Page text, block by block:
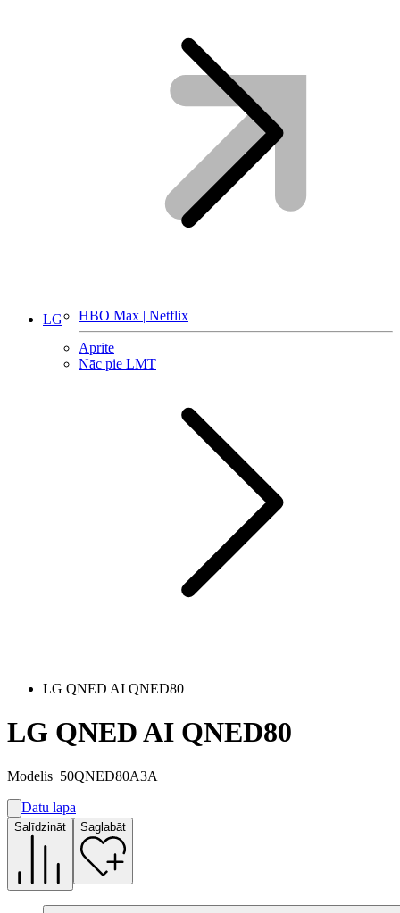
HBO Max | Netflix
Aprite
Nāc pie LMT
LG
LG QNED AI QNED80
LG QNED AI QNED80
Modelis 50QNED80A3A
A
F
Datu lapa
Salīdzināt Saglabāt